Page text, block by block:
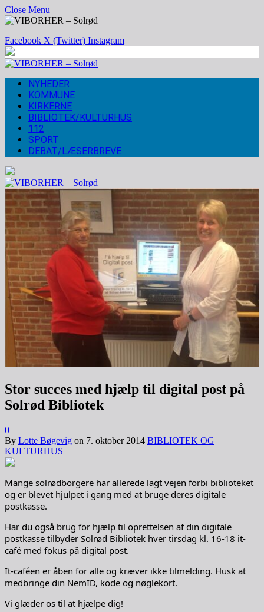
Close Menu
Facebook X (Twitter) Instagram
NYHEDER
KOMMUNE
KIRKERNE
BIBLIOTEK/KULTURHUS
112
SPORT
DEBAT/LÆSERBREVE
Stor succes med hjælp til digital post på
Solrød Bibliotek
0
By Lotte Bøgevig on 7. oktober 2014 BIBLIOTEK OG
KULTURHUS
Mange solrødborgere har allerede lagt vejen forbi biblioteket
og er blevet hjulpet i gang med at bruge deres digitale
postkasse.
Har du også brug for hjælp til oprettelsen af din digitale
postkasse tilbyder Solrød Bibliotek hver tirsdag kl. 16-18 it-
café med fokus på digital post.
It-caféen er åben for alle og kræver ikke tilmelding. Husk at
medbringe din NemID, kode og nøglekort.
Vi glæder os til at hjælpe dig!